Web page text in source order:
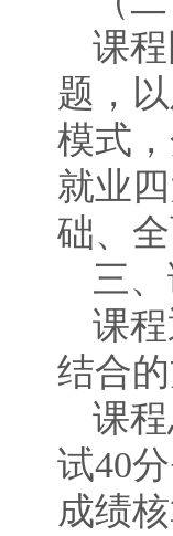
课
题，
模式
就业
础、
三
课
结合
课
试40
成绩